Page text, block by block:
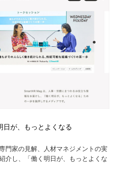
日が、もっとよくなる
門家の見解、人材マネジメントの実
介し、「働く明日が、もっとよくな